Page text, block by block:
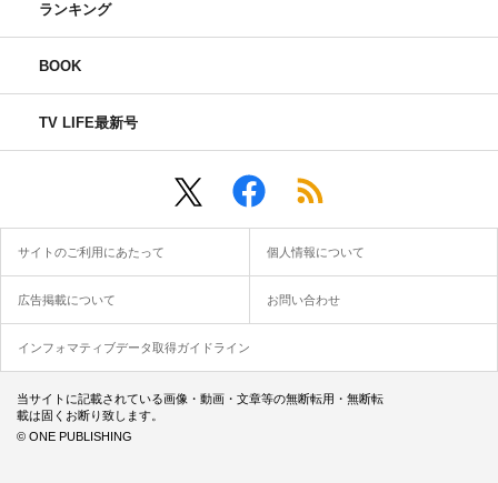
ランキング
BOOK
TV LIFE最新号
サイトのご利用にあたって 個人情報について
広告掲載について お問い合わせ
インフォマティブデータ取得ガイドライン
当サイトに記載されている画像・動画・文章等の無断転用・無断転
載は固くお断り致します。
© ONE PUBLISHING